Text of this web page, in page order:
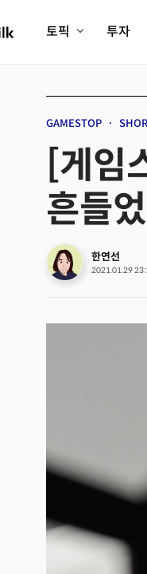
토픽
AX비즈니스혁명 미
전체 기사 보기
투자
GAMESTOP
[게임
흔들
한연선
2021.01.29